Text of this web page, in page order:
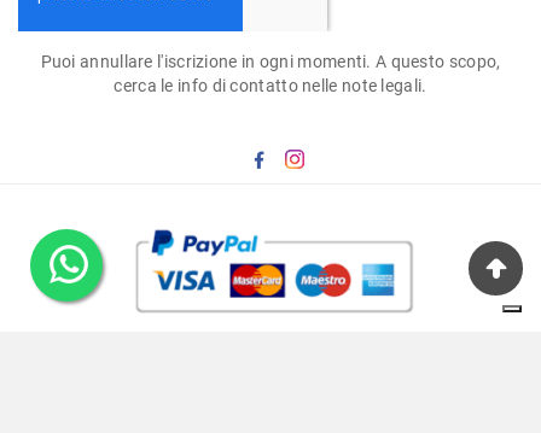
Puoi annullare l'iscrizione in ogni momenti. A questo scopo,
cerca le info di contatto nelle note legali.